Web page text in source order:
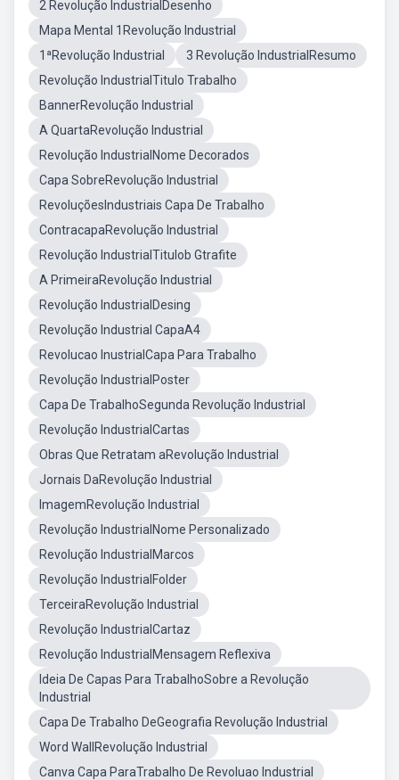
2 Revolução IndustrialDesenho
Mapa Mental 1Revolução Industrial
1ªRevolução Industrial
3 Revolução IndustrialResumo
Revolução IndustrialTitulo Trabalho
BannerRevolução Industrial
A QuartaRevolução Industrial
Revolução IndustrialNome Decorados
Capa SobreRevolução Industrial
RevoluçõesIndustriais Capa De Trabalho
ContracapaRevolução Industrial
Revolução IndustrialTitulob Gtrafite
A PrimeiraRevolução Industrial
Revolução IndustrialDesing
Revolução Industrial CapaA4
Revolucao InustrialCapa Para Trabalho
Revolução IndustrialPoster
Capa De TrabalhoSegunda Revolução Industrial
Revolução IndustrialCartas
Obras Que Retratam aRevolução Industrial
Jornais DaRevolução Industrial
ImagemRevolução Industrial
Revolução IndustrialNome Personalizado
Revolução IndustrialMarcos
Revolução IndustrialFolder
TerceiraRevolução Industrial
Revolução IndustrialCartaz
Revolução IndustrialMensagem Reflexiva
Ideia De Capas Para TrabalhoSobre a Revolução
Industrial
Capa De Trabalho DeGeografia Revolução Industrial
Word WallRevolução Industrial
Canva Capa ParaTrabalho De Revoluao Industrial